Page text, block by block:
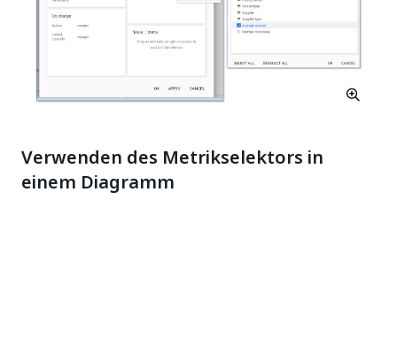
Verwenden des Metrikselektors in
einem Diagramm